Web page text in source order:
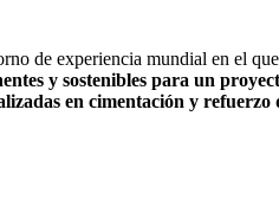
de experiencia mundial en el
y sostenibles para un
en cimentación y refuerzo